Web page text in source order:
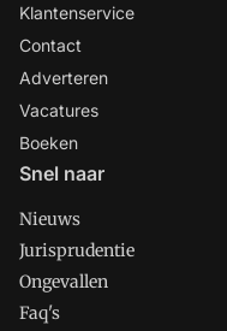
Klantenservice
Contact
Adverteren
Vacatures
Boeken
Snel naar
Nieuws
Jurisprudentie
Ongevallen
Faq's